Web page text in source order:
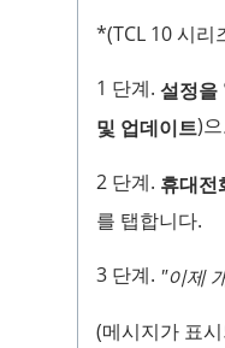
*(TCL 10 시리
1 단계. 설정을
및 업데이트)
2 단계. 휴대전
를 탭합니다.
3 단계. "이제
(메시지가 표